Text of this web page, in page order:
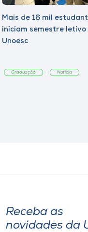
Mais de 16 mil
iniciam semestre letivo
Unoesc
Graduação Notícia
Receba as
novidades da